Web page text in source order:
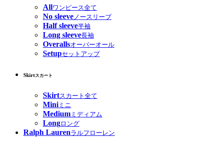
Allワンピース全て
No sleeve ノースリーブ
Half sleeve半袖
Long sleeve長袖
Overallsオーバーオール
Setupセットアップ
Skirtスカート
Skirtスカート全て
Miniミニ
Medium ミディアム
Longロング
Ralph Laurenラルフローレン